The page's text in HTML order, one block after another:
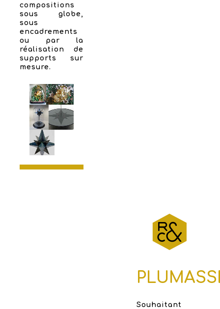
compositions
sous globe,
sous
encadrements
ou par la
réalisation de
supports sur
mesure.
Souhaitant